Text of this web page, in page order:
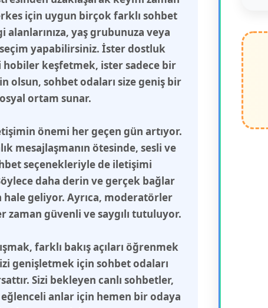
için uygun birçok farklı sohbet
alanlarınıza, yaş grubunuza veya
seçim yapabilirsiniz. İster dostluk
keşfetmek, ister sadece bir
olsun, sohbet odaları size geniş bir
ortam sunar.
önemi her geçen gün artıyor.
mesajlaşmanın ötesinde, sesli ve
seçenekleriyle de iletişimi
daha derin ve gerçek bağlar
geliyor. Ayrıca, moderatörler
zaman güvenli ve saygılı tutuluyor.
farklı bakış açıları öğrenmek
genişletmek için sohbet odaları
Sizi bekleyen canlı sohbetler,
anlar için hemen bir odaya